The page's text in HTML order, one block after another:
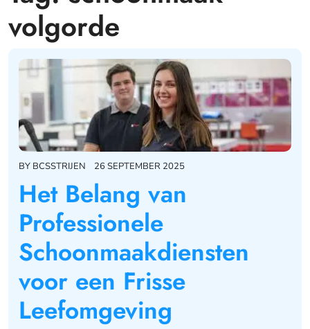
volgorde
BY BCSSTRIJEN 26 SEPTEMBER 2025
Het Belang van
Professionele
Schoonmaakdiensten
voor een Frisse
Leefomgeving